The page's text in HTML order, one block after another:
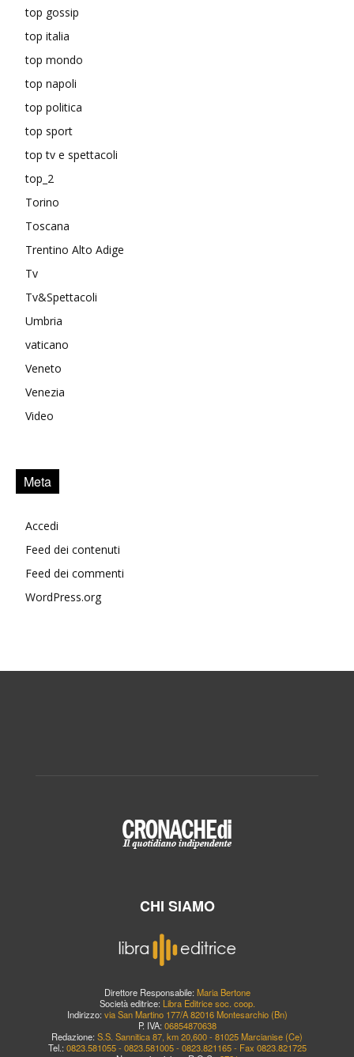
top gossip
top italia
top mondo
top napoli
top politica
top sport
top tv e spettacoli
top_2
Torino
Toscana
Trentino Alto Adige
Tv
Tv&Spettacoli
Umbria
vaticano
Veneto
Venezia
Video
Meta
Accedi
Feed dei contenuti
Feed dei commenti
WordPress.org
CHI SIAMO
Direttore Responsabile: Maria Bertone
Società editrice: Libra Editrice soc. coop.
Indirizzo: via San Martino 177/A 82016 Montesarchio (Bn)
P. IVA: 06854870638
Redazione: S.S. Sannitica 87, km 20,600 - 81025 Marcianise (Ce)
Tel.: 0823.581055 - 0823.581005 - 0823.821165 - Fax 0823.821725